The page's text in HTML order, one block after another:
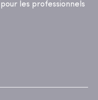
pour les professionnels